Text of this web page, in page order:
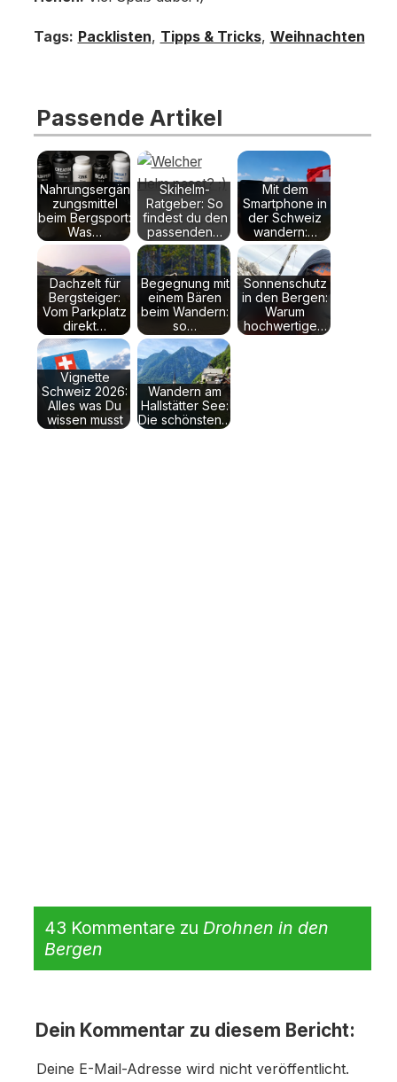
Tags: Packlisten, Tipps & Tricks, Weihnachten
Passende Artikel
Nahrungsergän
zungsmittel
beim Bergsport:
Was…
Skihelm-
Ratgeber: So
findest du den
passenden…
Mit dem
Smartphone in
der Schweiz
wandern:…
Dachzelt für
Bergsteiger:
Vom Parkplatz
direkt…
Begegnung mit
einem Bären
beim Wandern:
so…
Sonnenschutz
in den Bergen:
Warum
hochwertige…
Vignette
Schweiz 2026:
Alles was Du
wissen musst
Wandern am
Hallstätter See:
Die schönsten…
43 Kommentare zu Drohnen in den
Bergen
Dein Kommentar zu diesem Bericht:
Deine E-Mail-Adresse wird nicht veröffentlicht.